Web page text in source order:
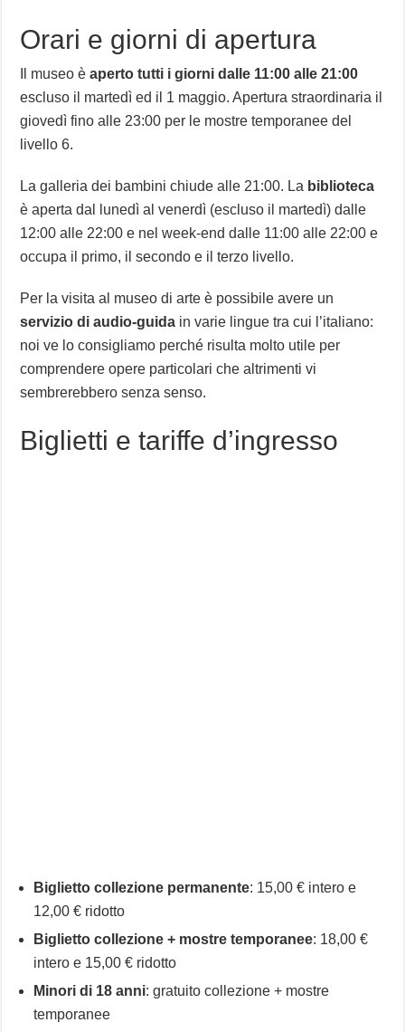
Orari e giorni di apertura
Il museo èaperto tutti i giorni dalle 11:00 alle 21:00
escluso il martedì ed il 1 maggio. Apertura straordinaria il
giovedì fino alle 23:00 per le mostre temporanee del
livello 6.
La galleria dei bambini chiude alle 21:00. La biblioteca
è aperta dal lunedì al venerdì (escluso il martedì) dalle
12:00 alle 22:00 e nel week-end dalle 11:00 alle 22:00 e
occupa il primo, il secondo e il terzo livello.
Per la visita al museo di arte è possibile avere un
servizio di audio-guida in varie lingue tra cui l’italiano:
noi ve lo consigliamo perché risulta molto utile per
comprendere opere particolari che altrimenti vi
sembrerebbero senza senso.
Biglietti e tariffe d’ingresso
Biglietto collezione permanente: 15,00 € intero e
12,00 € ridotto
Biglietto collezione + mostre temporanee: 18,00 €
intero e 15,00 € ridotto
Minori di 18 anni: gratuito collezione + mostre
temporanee